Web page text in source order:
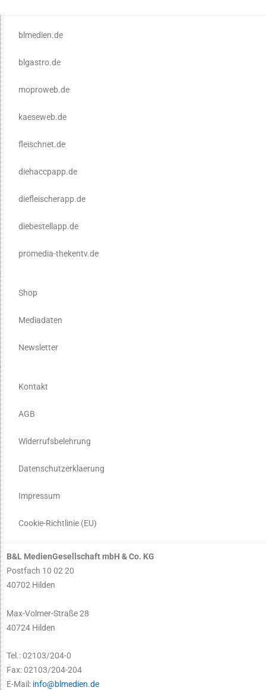
blmedien.de
blgastro.de
moproweb.de
kaeseweb.de
fleischnet.de
diehaccpapp.de
diefleischerapp.de
diebestellapp.de
promedia-thekentv.de
Shop
Mediadaten
Newsletter
Kontakt
AGB
Widerrufsbelehrung
Datenschutzerklaerung
Impressum
Cookie-Richtlinie (EU)
B&L MedienGesellschaft mbH & Co. KG
Postfach 10 02 20
40702 Hilden
Max-Volmer-Straße 28
40724 Hilden
Tel.: 02103/204-0
Fax: 02103/204-204
E-Mail: info@blmedien.de